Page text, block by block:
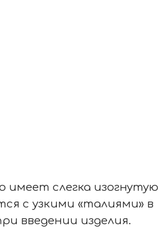
имеет слегка изогнутую
с узкими «талиями» в
введении изделия.